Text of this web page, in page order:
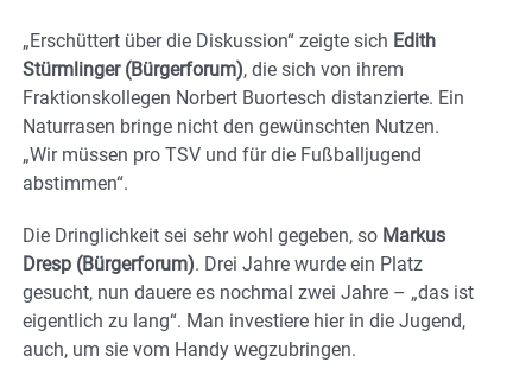
„Erschüttert über die Diskussion“ zeigte sich Edith
Stürmlinger (Bürgerforum), die sich von ihrem
Fraktionskollegen Norbert Buortesch distanzierte. Ein
Naturrasen bringe nicht den gewünschten Nutzen.
„Wir müssen pro TSV und für die Fußballjugend
abstimmen“.
Die Dringlichkeit sei sehr wohl gegeben, so Markus
Dresp (Bürgerforum). Drei Jahre wurde ein Platz
gesucht, nun dauere es nochmal zwei Jahre – „das ist
eigentlich zu lang“. Man investiere hier in die Jugend,
auch, um sie vom Handy wegzubringen.